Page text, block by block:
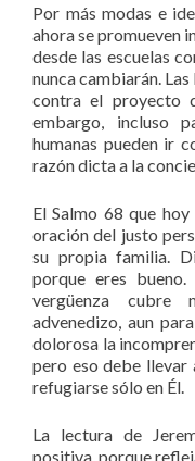
Por más modas e
ahora se promueven
desde las escuelas
nunca cambiarán.
contra el proyecto
embargo, incluso
humanas pueden ir
razón dicta a la
El Salmo 68 que
oración del justo
su propia familia.
porque eres
vergüenza cubre
advenedizo, aun
dolorosa la
pero eso debe llevar
refugiarse sólo en Él.
La lectura de
positiva, porque